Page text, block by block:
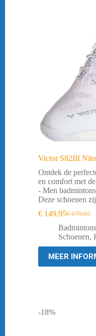
Victor S82III
Ontdek de
en comfort met
- Men
Deze schoenen
€179,95
prijs
was:
€ 179,95.
€ 149,95Huidige
prijs
is:
€ 149,95.
Schoenen,
MEER
-18%